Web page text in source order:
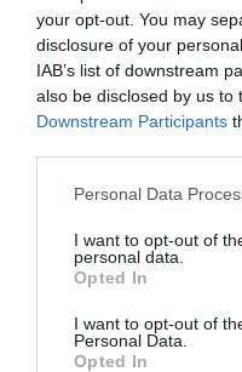
your opt-out. You may
disclosure of your
IAB’s list of downstream
also be disclosed by us to
Downstream Participants
Please note that this
not limited to your visit or
grant or deny consent to
use your data for below
consent section.
Personal Data
I want to opt-out of
personal data.
Opted In
I want to opt-out of
Personal Data.
Opted In
προθεσμία
Σήμερα, Δευτέρα 3
ηλεκτρονική
Δήλωση Περιουσιακής
12:35 | 03 Αυγούστου 2026